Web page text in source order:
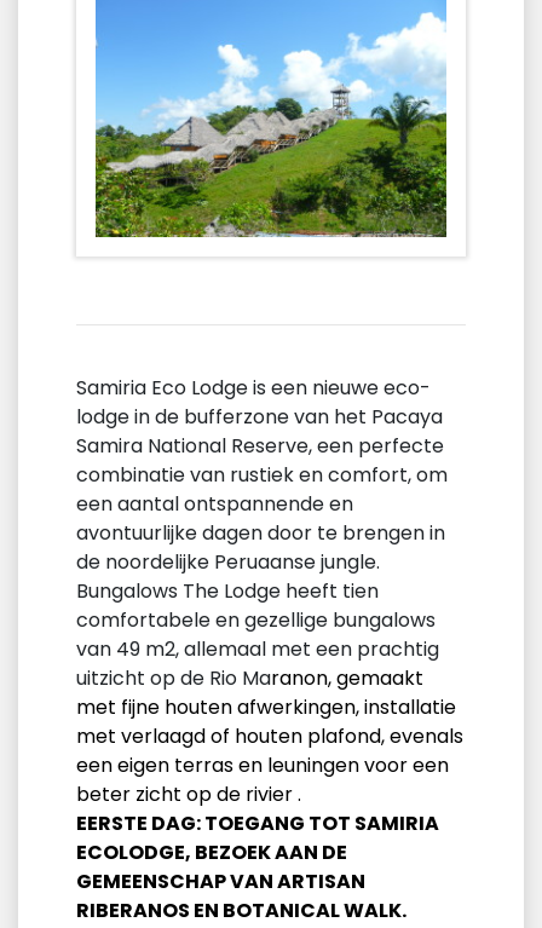
Samiria Eco Lodge is een nieuwe eco-
lodge in de bufferzone van het Pacaya
Samira National Reserve, een perfecte
combinatie van rustiek en comfort, om
een aantal ontspannende en
avontuurlijke dagen door te brengen in
de noordelijke Peruaanse jungle.
Bungalows The Lodge heeft tien
comfortabele en gezellige bungalows
van 49 m2, allemaal met een prachtig
uitzicht op de Rio Maranon, gemaakt
met fijne houten afwerkingen, installatie
met verlaagd of houten plafond, evenals
een eigen terras en leuningen voor een
beter zicht op de rivier.
EERSTE DAG: TOEGANG TOT SAMIRIA
ECOLODGE, BEZOEK AAN DE
GEMEENSCHAP VAN ARTISAN
RIBERANOS EN BOTANICAL WALK.